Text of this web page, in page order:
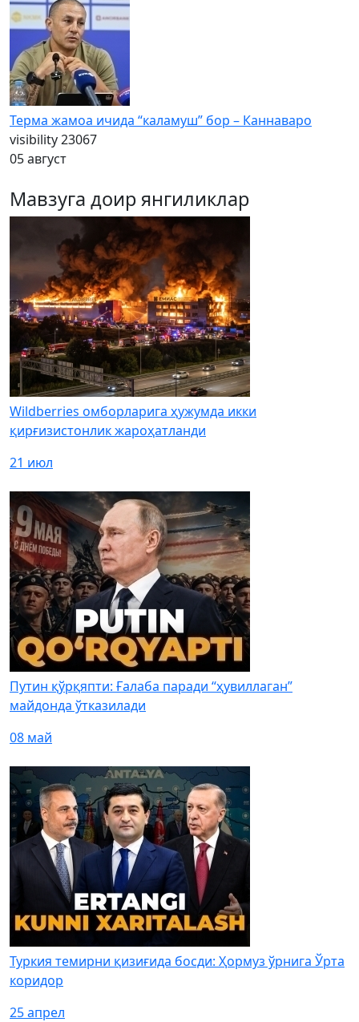
Терма жамоа ичида “каламуш” бор – Каннаваро
visibility23067
05 август
Мавзуга доир янгиликлар
Wildberries омборларига ҳужумда икки
қирғизистонлик жароҳатланди
21 июл
Путин қўрқяпти: Ғалаба паради “ҳувиллаган”
майдонда ўтказилади
08 май
Туркия темирни қизиғида босди: Ҳормуз ўрнига Ўрта
коридор
25 апрел